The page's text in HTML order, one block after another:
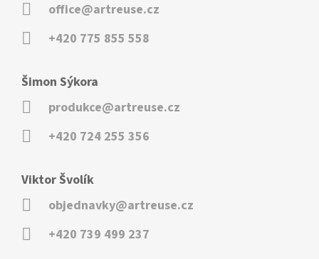
office@artreuse.cz
+420 775 855 558
Šimon Sýkora
produkce@artreuse.cz
+420 724 255 356
Viktor Švolík
objednavky@artreuse.cz
+420 739 499 237